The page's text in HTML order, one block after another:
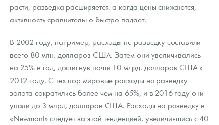
расти, разведка расширяется, а когда цены снижаются,
активность сравнительно быстро падает.
В 2002 году, например, расходы на разведку составили
всего 80 млн. долларов США. Затем они увеличивались
на 25% в год, достигнув почти 10 млрд. долларов США к
2012 году. С тех пор мировые расходы на разведку
золота сократились более чем на 65%, и в 2016 году они
упали до 3 млрд. долларов США. Расходы на разведку в
«Newmont» следует за этой тенденцией, увеличившись с 40